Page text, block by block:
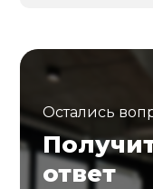
Остались
ответ